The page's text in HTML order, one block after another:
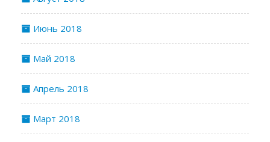
Июнь 2018
Май 2018
Апрель 2018
Март 2018